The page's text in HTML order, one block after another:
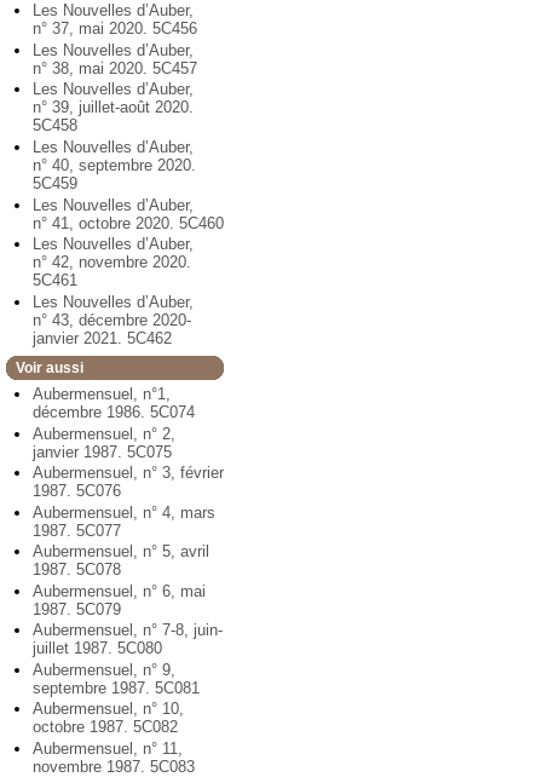
Les Nouvelles d’Auber,
n° 37, mai 2020. 5C456
Les Nouvelles d’Auber,
n° 38, mai 2020. 5C457
Les Nouvelles d’Auber,
n° 39, juillet-août 2020.
5C458
Les Nouvelles d’Auber,
n° 40, septembre 2020.
5C459
Les Nouvelles d’Auber,
n° 41, octobre 2020. 5C460
Les Nouvelles d’Auber,
n° 42, novembre 2020.
5C461
Les Nouvelles d’Auber,
n° 43, décembre 2020-
janvier 2021. 5C462
Voir aussi
Aubermensuel, n°1,
décembre 1986. 5C074
Aubermensuel, n° 2,
janvier 1987. 5C075
Aubermensuel, n° 3, février
1987. 5C076
Aubermensuel, n° 4, mars
1987. 5C077
Aubermensuel, n° 5, avril
1987. 5C078
Aubermensuel, n° 6, mai
1987. 5C079
Aubermensuel, n° 7-8, juin-
juillet 1987. 5C080
Aubermensuel, n° 9,
septembre 1987. 5C081
Aubermensuel, n° 10,
octobre 1987. 5C082
Aubermensuel, n° 11,
novembre 1987. 5C083